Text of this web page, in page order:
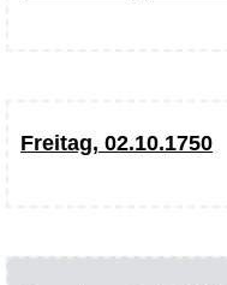
Freitag, 02.10.1750